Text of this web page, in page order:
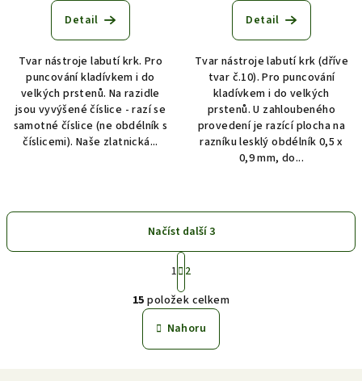
Detail
Tvar nástroje labutí krk. Pro
puncování kladívkem i do
velkých prstenů. Na razidle
jsou vyvýšené číslice - razí se
samotné číslice (ne obdélník s
číslicemi). Naše zlatnická...
Detail
Tvar nástroje labutí krk (dříve
tvar č.10). Pro puncování
kladívkem i do velkých
prstenů. U zahloubeného
provedení je razící plocha na
razníku lesklý obdélník 0,5 x
0,9 mm, do...
O
v
l
á
Načíst další 3
S
t
r
á
n
k
o
1 2
15 položek celkem
Nahoru